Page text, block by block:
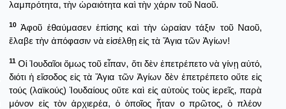
λαμπρότητα, τὴν ὡραιότητα καὶ τὴν χάριν τοῦ Ναοῦ.
10 Ἀφοῦ ἐθαύμασεν ἐπίσης καὶ τὴν ὡραίαν τάξιν τοῦ Ναοῦ,
ἔλαβε τὴν ἀπόφασιν νὰ εἰσέλθῃ εἰς τὰ Ἅγια τῶν Ἁγίων!
11 Οἱ Ἰουδαῖοι ὅμως τοῦ εἶπαν, ὅτι δὲν ἐπετρέπετο νὰ γίνῃ αὐτό,
διότι ἡ εἴσοδος εἰς τὰ Ἅγια τῶν Ἁγίων δὲν ἐπετρέπετο οὔτε εἰς
τούς (λαϊκούς) Ἰουδαίους οὔτε καὶ εἰς αὐτοὺς τοὺς ἱερεῖς, παρὰ
μόνον εἰς τὸν ἀρχιερέα, ὁ ὁποῖος ἦταν ο πρῶτος, ὁ πλέον